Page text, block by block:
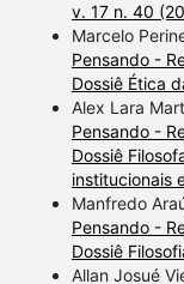
v. 17 n. 40
Marcelo
Pensando -
Dossiê Ética
Alex Lara
Pensando -
Dossiê
institucionais
Manfredo
Pensando -
Dossiê
Allan Josué